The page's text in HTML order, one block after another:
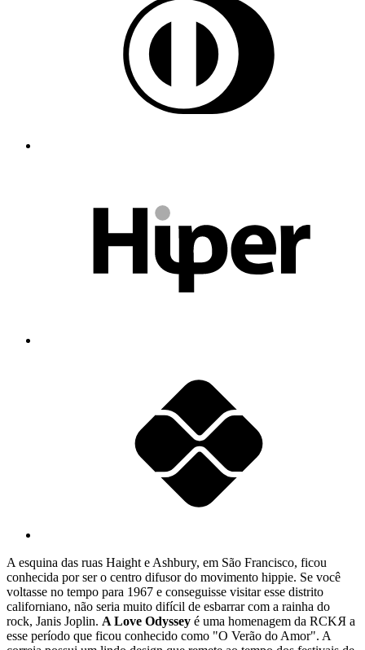
A esquina das ruas Haight e Ashbury, em São Francisco, ficou
conhecida por ser o centro difusor do movimento hippie. Se você
voltasse no tempo para 1967 e conseguisse visitar esse distrito
californiano, não seria muito difícil de esbarrar com a rainha do
rock, Janis Joplin. A Love Odyssey é uma homenagem da RCKR a
esse período que ficou conhecido como "O Verão do Amor". A